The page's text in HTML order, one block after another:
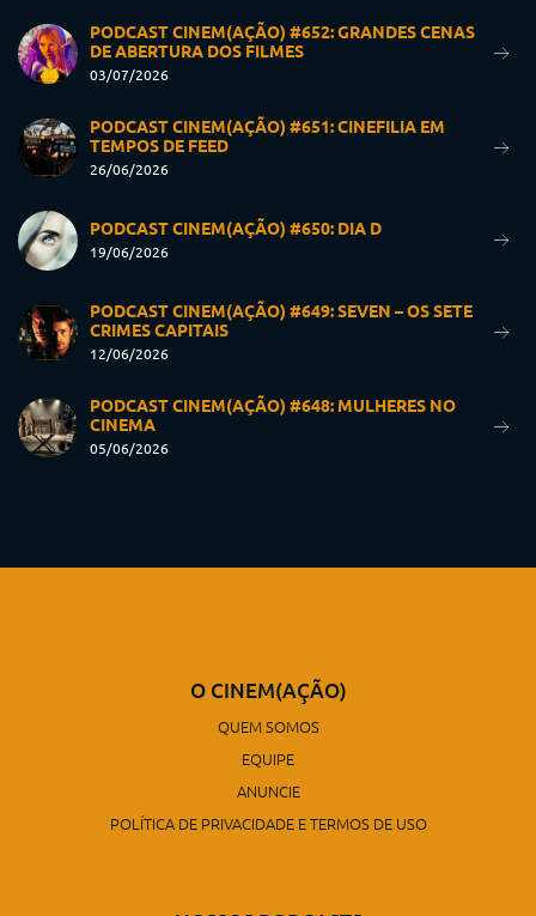
PODCAST CINEM(AÇÃO) #652: GRANDES CENAS
DE ABERTURA DOS FILMES
03/07/2026
PODCAST CINEM(AÇÃO) #651: CINEFILIA EM
TEMPOS DE FEED
26/06/2026
PODCAST CINEM(AÇÃO) #650: DIA D
19/06/2026
PODCAST CINEM(AÇÃO) #649: SEVEN – OS SETE
CRIMES CAPITAIS
12/06/2026
PODCAST CINEM(AÇÃO) #648: MULHERES NO
CINEMA
05/06/2026
O CINEM(AÇÃO)
QUEM SOMOS
EQUIPE
ANUNCIE
POLÍTICA DE PRIVACIDADE E TERMOS DE USO